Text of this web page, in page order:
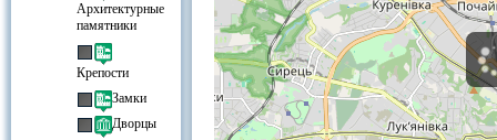
Архитектурные
памятники
Крепости
Замки
Дворцы